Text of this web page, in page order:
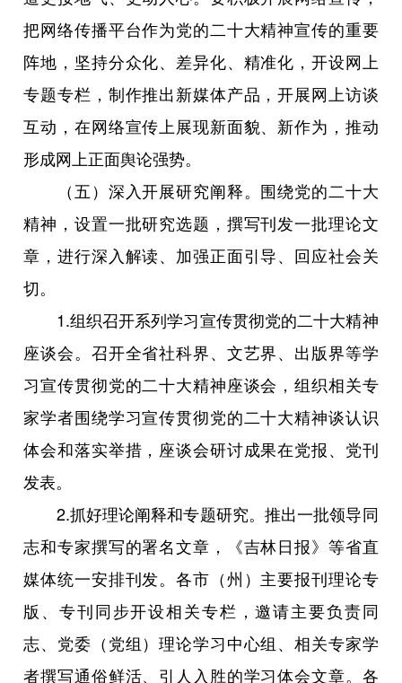
把网络传播平台作为党的二十大精神宣传的重要
阵地，坚持分众化、差异化、精准化，开设网上
专题专栏，制作推出新媒体产品，开展网上访谈
互动，在网络宣传上展现新面貌、新作为，推动
形成网上正面舆论强势。
（五）深入开展研究阐释。围绕党的二十大
精神，设置一批研究选题，撰写刊发一批理论文
章，进行深入解读、加强正面引导、回应社会关
切。
1.组织召开系列学习宣传贯彻党的二十大精神
座谈会。召开全省社科界、文艺界、出版界等学
习宣传贯彻党的二十大精神座谈会，组织相关专
家学者围绕学习宣传贯彻党的二十大精神谈认识
体会和落实举措，座谈会研讨成果在党报、党刊
发表。
2.抓好理论阐释和专题研究。推出一批领导同
志和专家撰写的署名文章，《吉林日报》等省直
媒体统一安排刊发。各市（州）主要报刊理论专
版、专刊同步开设相关专栏，邀请主要负责同
志、党委（党组）理论学习中心组、相关专家学
者撰写通俗鲜活、引人入胜的学习体会文章。各